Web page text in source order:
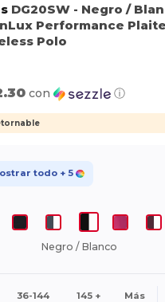
DG20SW - Negro /
Performance
Polo
con ⓘ
todo + 5
Negro / Blanco
36-144 145 + Más